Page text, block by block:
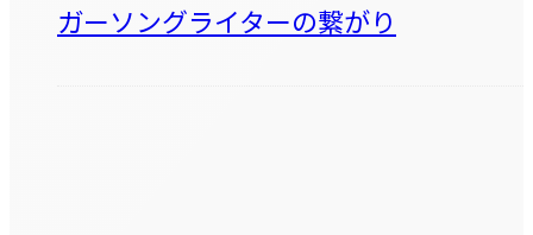
ガーソングライターの繋がり